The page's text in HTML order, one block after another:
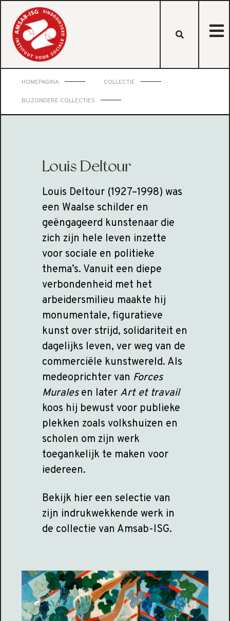
HOMEPAGINA COLLECTIE
BIJZONDERE COLLECTIES
Louis Deltour
Louis Deltour (1927–1998) was
een Waalse schilder en
geëngageerd kunstenaar die
zich zijn hele leven inzette
voor sociale en politieke
thema’s. Vanuit een diepe
verbondenheid met het
arbeidersmilieu maakte hij
monumentale, figuratieve
kunst over strijd, solidariteit en
dagelijks leven, ver weg van de
commerciële kunstwereld. Als
medeoprichter van Forces
Muralesen later Art et travail
koos hij bewust voor publieke
plekken zoals volkshuizen en
scholen om zijn werk
toegankelijk te maken voor
iedereen.
Bekijk hier een selectie van
zijn indrukwekkende werk in
de collectie van Amsab-ISG.